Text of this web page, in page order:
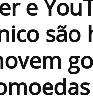
e
são